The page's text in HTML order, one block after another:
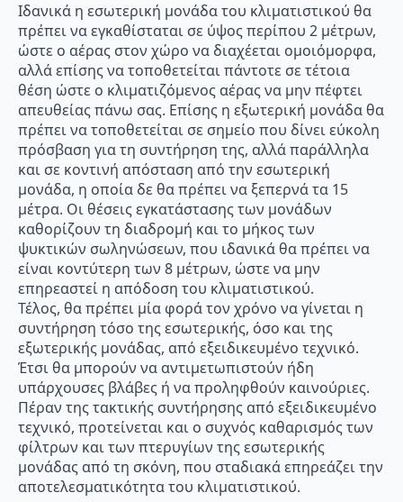
Ιδανικά η εσωτερική μονάδα του κλιματιστικού θα
πρέπει να εγκαθίσταται σε ύψος περίπου 2 μέτρων,
ώστε ο αέρας στον χώρο να διαχέεται ομοιόμορφα,
αλλά επίσης να τοποθετείται πάντοτε σε τέτοια
θέση ώστε ο κλιματιζόμενος αέρας να μην πέφτει
απευθείας πάνω σας. Επίσης η εξωτερική μονάδα θα
πρέπει να τοποθετείται σε σημείο που δίνει εύκολη
πρόσβαση για τη συντήρηση της, αλλά παράλληλα
και σε κοντινή απόσταση από την εσωτερική
μονάδα, η οποία δε θα πρέπει να ξεπερνά τα 15
μέτρα. Οι θέσεις εγκατάστασης των μονάδων
καθορίζουν τη διαδρομή και το μήκος των
ψυκτικών σωληνώσεων, που ιδανικά θα πρέπει να
είναι κοντύτερη των 8 μέτρων, ώστε να μην
επηρεαστεί η απόδοση του κλιματιστικού.
Τέλος, θα πρέπει μία φορά τον χρόνο να γίνεται η
συντήρηση τόσο της εσωτερικής, όσο και της
εξωτερικής μονάδας, από εξειδικευμένο τεχνικό.
Έτσι θα μπορούν να αντιμετωπιστούν ήδη
υπάρχουσες βλάβες ή να προληφθούν καινούριες.
Πέραν της τακτικής συντήρησης από εξειδικευμένο
τεχνικό, προτείνεται και ο συχνός καθαρισμός των
φίλτρων και των πτερυγίων της εσωτερικής
μονάδας από τη σκόνη, που σταδιακά επηρεάζει την
αποτελεσματικότητα του κλιματιστικού.